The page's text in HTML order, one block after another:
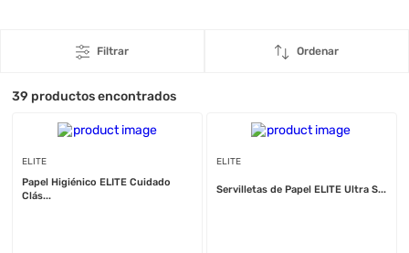
Filtrar Ordenar
39 productos encontrados
ELITE
Papel Higiénico ELITE Cuidado
Clás...
ELITE
Servilletas de Papel ELITE Ultra S...